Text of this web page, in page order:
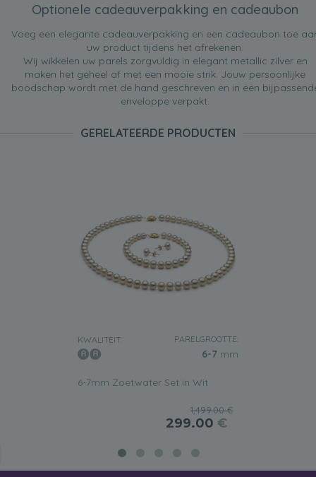
Optionele cadeauverpakking en cadeaubon
Voeg een elegante cadeauverpakking en een cadeaubon toe
uw product tijdens het afrekenen.
Wij wikkelen uw parels zorgvuldig in elegant metallic zilver en
maken het geheel af met een mooie strik. Jouw persoonlijke
boodschap wordt met de hand geschreven en in een
enveloppe verpakt.
GERELATEERDE PRODUCTEN
KWALITEIT: PARELGROOTTE:
6-7 mm
6-7mm Zoetwater Set in Wit
1,499.00 €
299.00 €